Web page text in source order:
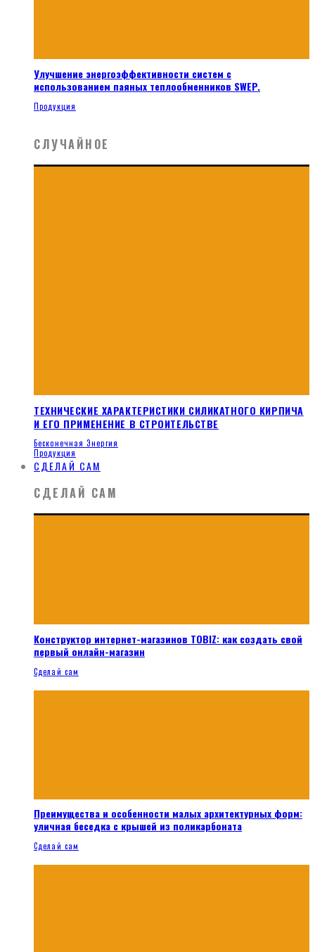
Улучшение энергоэффективности систем с
использованием паяных теплообменников SWEP.
Продукция
СЛУЧАЙНОЕ
ТЕХНИЧЕСКИЕ ХАРАКТЕРИСТИКИ СИЛИКАТНОГО КИРПИЧА
И ЕГО ПРИМЕНЕНИЕ В СТРОИТЕЛЬСТВЕ
Бесконечная Энергия
Продукция
СДЕЛАЙ САМ
СДЕЛАЙ САМ
Конструктор интернет-магазинов TOBIZ: как создать свой
первый онлайн-магазин
Сделай сам
Преимущества и особенности малых архитектурных форм:
уличная беседка с крышей из поликарбоната
Сделай сам